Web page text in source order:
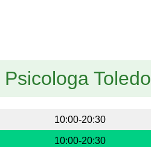
Toledo
10:00-20:30
10:00-20:30